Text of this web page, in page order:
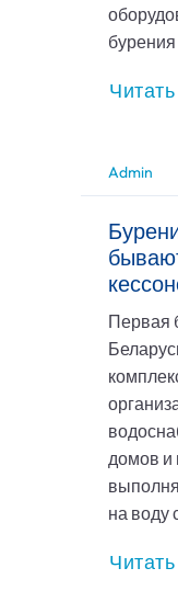
Admin
Первая
домов и
на воду